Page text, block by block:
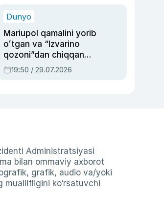
Dunyo
Mariupol qamalini yorib
oʻtgan va “Izvarino
qozoni”dan chiqqan
qahramon — Ukraina
armiyasi bosh
19:50 / 29.07.2026
Administratsiyasi
bilan ommaviy axborot
grafik, audio va/yoki
muallifligini ko‘rsatuvchi